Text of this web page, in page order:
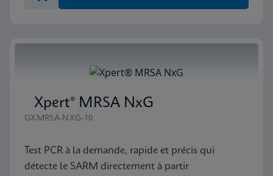
Xpert® MRSA NxG
GXMRSA-NXG-10
Test PCR à la demande, rapide et précis qui
détecte le SARM directement à partir